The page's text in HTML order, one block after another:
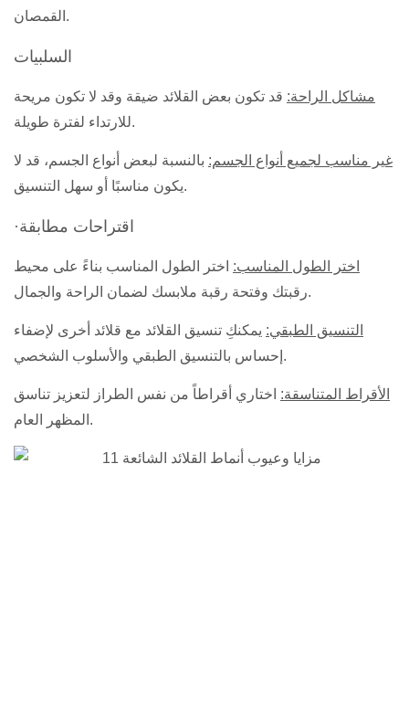
القمصان.
السلبيات
مشاكل الراحة: قد تكون بعض القلائد ضيقة وقد لا تكون مريحة
للارتداء لفترة طويلة.
غير مناسب لجميع أنواع الجسم: بالنسبة لبعض أنواع الجسم، قد لا
يكون مناسبًا أو سهل التنسيق.
·اقتراحات مطابقة
اختر الطول المناسب: اختر الطول المناسب بناءً على محيط
رقبتك وفتحة رقبة ملابسك لضمان الراحة والجمال.
التنسيق الطبقي: يمكنكِ تنسيق القلائد مع قلائد أخرى لإضفاء
إحساس بالتنسيق الطبقي والأسلوب الشخصي.
الأقراط المتناسقة: اختاري أقراطاً من نفس الطراز لتعزيز تناسق
المظهر العام.